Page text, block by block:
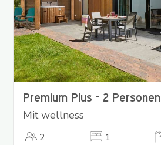
Premium Plus - 2 Personen
Mit wellness
2 1